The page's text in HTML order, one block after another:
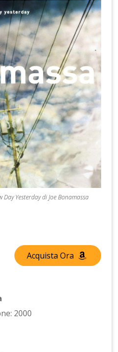
Yesterday di Joe Bonamassa
Acquista Ora
2000